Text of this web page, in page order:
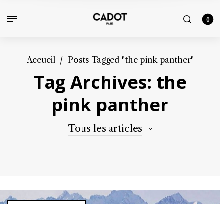
0
Accueil / Posts Tagged "the pink panther"
Tag Archives: the
pink panther
Tous les articles